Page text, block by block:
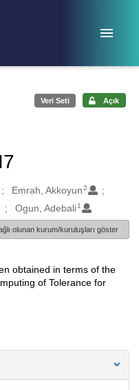
Veri Seti Açık
Emrah, Akkoyun2
Ogun, Adebali 1
olunan kurum/kuruluşları göster
obtained in terms of the
of Tolerance for